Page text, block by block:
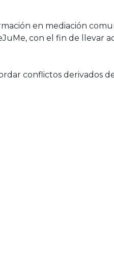
en mediación
con el fin de llevar
conflictos derivados